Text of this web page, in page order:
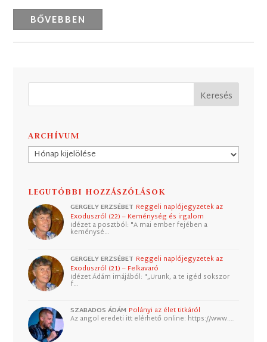
BŐVEBBEN
ARCHÍVUM
Archívum
LEGUTÓBBI HOZZÁSZÓLÁSOK
GERGELY ERZSÉBET Reggeli naplójegyzetek az
Exoduszról (22) – Keménység és irgalom
Idézet a posztból: "A mai ember fejében a
keménysé…
GERGELY ERZSÉBET Reggeli naplójegyzetek az
Exoduszról (21) – Felkavaró
Idézet Ádám imájából: "„Urunk, a te igéd sokszor
f…
SZABADOS ÁDÁM Polányi az élet titkáról
Az angol eredeti itt elérhető online: https://www.…